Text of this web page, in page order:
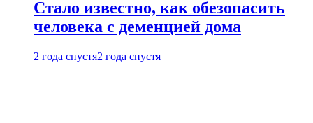
Стало известно, как обезопасить
человека с деменцией дома
2 года спустя2 года спустя